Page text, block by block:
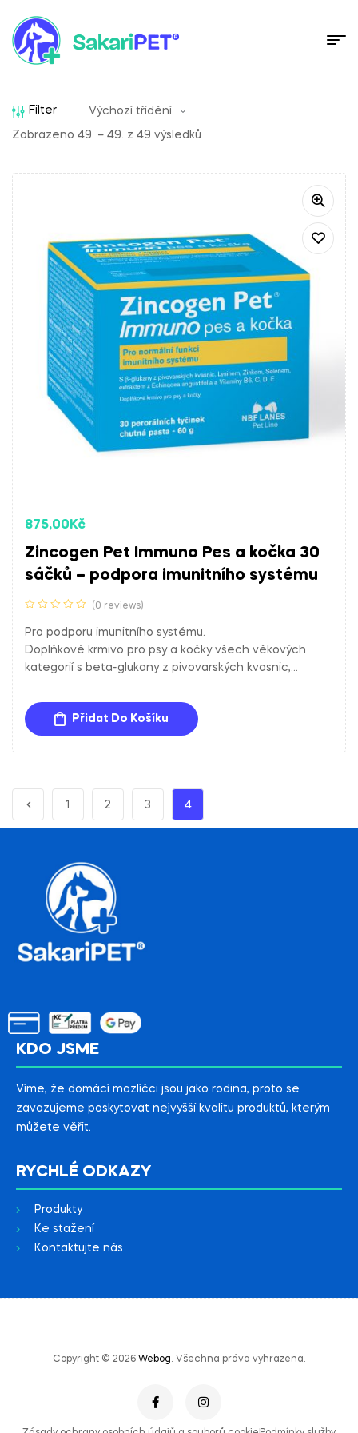
Filter
Zobrazeno 49. – 49. z 49 výsledků
875,00Kč
Zincogen Pet Immuno Pes a kočka 30
sáčků – podpora imunitního systému
(0 reviews)
Pro podporu imunitního systému.
Doplňkové krmivo pro psy a kočky všech věkových
kategorií s beta-glukany z pivovarských kvasnic,
angustifolia a vitamíny B6, C, D a E.
Přidat Do Košíku
1 2 3 4
KDO JSME
Víme, že domácí mazlíčci jsou jako rodina, proto se
zavazujeme poskytovat nejvyšší kvalitu produktů, kterým
můžete věřit.
RYCHLÉ ODKAZY
Produkty
Ke stažení
Kontaktujte nás
Copyright © 2026 Webog. Všechna práva vyhrazena.
Sakari AI Advisor
Doporučení veterinárních produktů
Potrebujete doporucit produkt, nebo chcete
informace o produktu?